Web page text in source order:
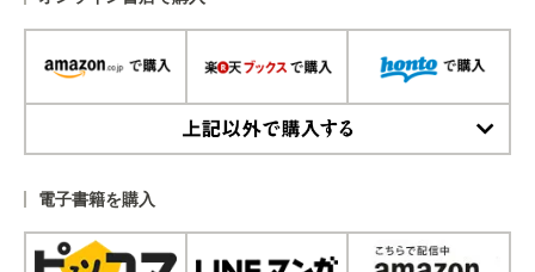
電子書籍を購入